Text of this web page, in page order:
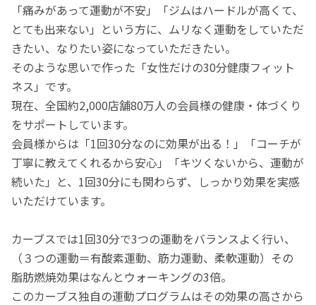
「痛みがあって運動が不安」「ジムはハードルが高くて、
とても出来ない」という方に、ムリなく運動をしていただ
きたい、なりたい姿になっていただきたい。
そのような思いで作った「女性だけの30分健康フィット
ネス」です。
現在、全国約2,000店舗80万人の会員様の健康・体づくり
をサポートしています。
会員様からは「1回30分なのに効果が出る！」「コーチが
丁寧に教えてくれるから安心」「キツくないから、運動が
続いた」と、1回30分にも関わらず、しっかり効果を実感
いただけています。
カーブスでは1回30分で3つの運動をバランスよく行い、
（３つの運動＝有酸素運動、筋力運動、柔軟運動）その
脂肪燃焼効果はなんとウォーキングの3倍。
このカーブス独自の運動プログラムはその効果の高さから